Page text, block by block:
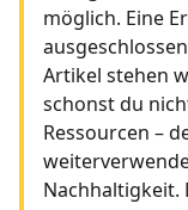
möglich. Eine
Artikel stehen
schonst du
Ressourcen –
Nachhaltigkeit.